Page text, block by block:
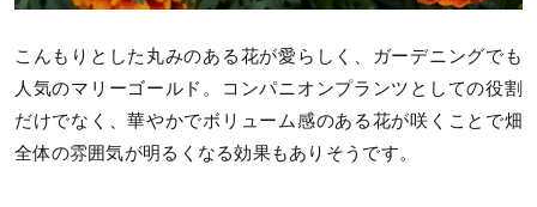
こんもりとした丸みのある花が愛らしく、ガーデニングでも
人気のマリーゴールド。コンパニオンプランツとしての役割
だけでなく、華やかでボリューム感のある花が咲くことで畑
全体の雰囲気が明るくなる効果もありそうです。